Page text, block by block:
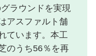
ラウンドを実現
アスファルト舗
ています。本工
のうち56％を再